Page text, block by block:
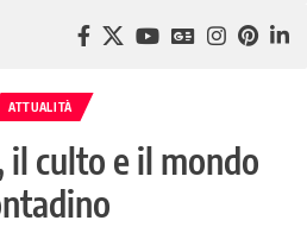
ATTUALITÀ
culto e il mondo